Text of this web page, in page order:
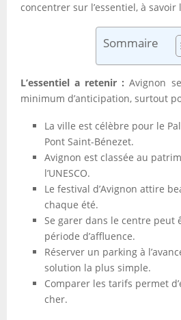
concentrer sur l’essentiel, à savoir
Sommaire
L’essentiel a retenir : Avignon
minimum d’anticipation, surtout
La ville est célèbre pour le
Pont Saint-Bénezet.
Avignon est classée au
l’UNESCO.
Le festival d’Avignon attire
chaque été.
Se garer dans le centre peut
période d’affluence.
Réserver un parking à
solution la plus simple.
Comparer les tarifs permet
cher.